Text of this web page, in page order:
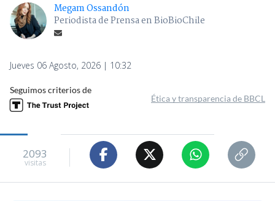
Megam Ossandón
Periodista de Prensa en BioBioChile
Jueves 06 Agosto, 2026 | 10:32
Seguimos criterios de
Ética y transparencia de BBCL
2093
visitas